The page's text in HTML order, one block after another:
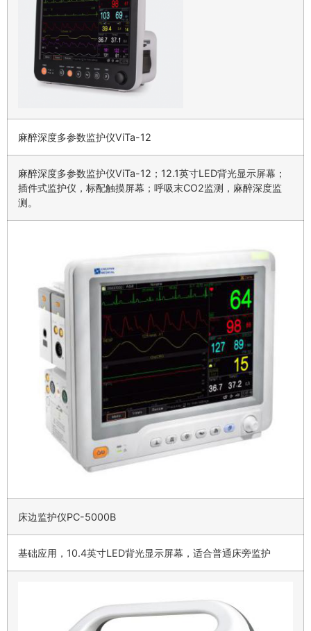
麻醉深度多参数监护仪ViTa-12
麻醉深度多参数监护仪ViTa-12；12.1英寸LED背光显示屏幕；
插件式监护仪，标配触摸屏幕；呼吸末CO2监测，麻醉深度监
测。
床边监护仪PC-5000B
基础应用，10.4英寸LED背光显示屏幕，适合普通床旁监护